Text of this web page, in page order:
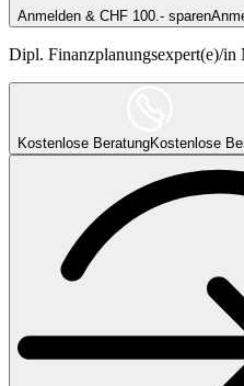
Anmelden & CHF 100.- sparen
Dipl. Finanzplanungsexpert(e)/
Kostenlose BeratungKostenlose